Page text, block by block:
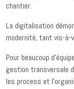
chantier.
La digitalisation
modernité, tant vis-à-
Pour beaucoup
gestion transversale
les process et